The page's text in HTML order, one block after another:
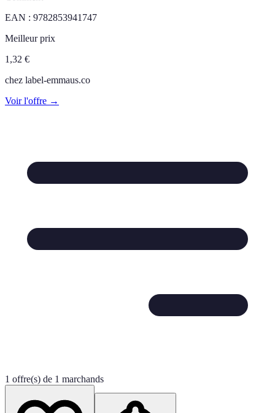
EAN : 9782853941747
Meilleur prix
1,32 €
chez label-emmaus.co
Voir l'offre →
1 offre(s) de 1 marchands